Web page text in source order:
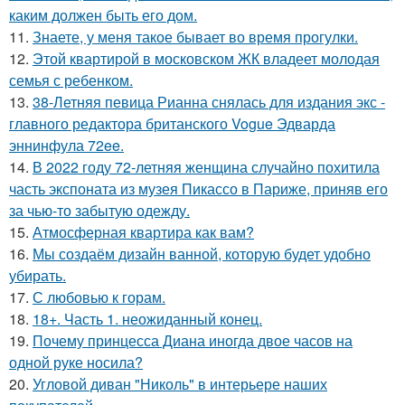
каким должен быть его дом.
11. Знаете, у меня такое бывает во время прогулки.
12. Этой квартирой в московском ЖК владеет молодая
семья с ребенком.
13. 38-Летняя певица Рианна снялась для издания экс -
главного редактора британского Vogue Эдварда
эннинфула 72ee.
14. В 2022 году 72-летняя женщина случайно похитила
часть экспоната из музея Пикассо в Париже, приняв его
за чью-то забытую одежду.
15. Атмосферная квартира как вам?
16. Мы создаём дизайн ванной, которую будет удобно
убирать.
17. С любовью к горам.
18. 18+. Часть 1. неожиданный конец.
19. Почему принцесса Диана иногда двое часов на
одной руке носила?
20. Угловой диван "Николь" в интерьере наших